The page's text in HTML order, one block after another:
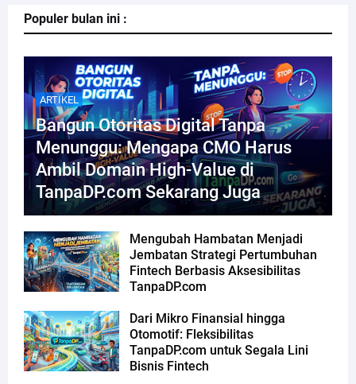
Populer bulan ini :
ARTIKEL
Bangun Otoritas Digital Tanpa
Menunggu: Mengapa CMO Harus
Ambil Domain High-Value di
TanpaDP.com Sekarang Juga
Mengubah Hambatan Menjadi
Jembatan Strategi Pertumbuhan
Fintech Berbasis Aksesibilitas
TanpaDP.com
Dari Mikro Finansial hingga
Otomotif: Fleksibilitas
TanpaDP.com untuk Segala Lini
Bisnis Fintech